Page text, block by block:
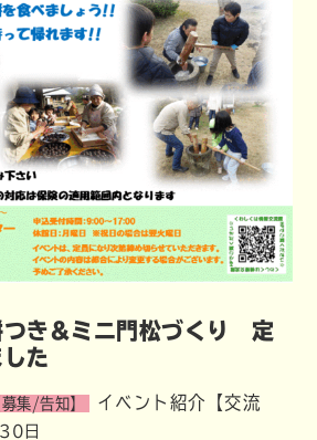
つき&ミニ門松づくり 定
た
集/告知】
イベント紹介【交流
日